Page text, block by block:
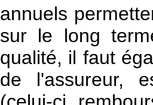
annuels
sur le long
qualité, il faut
de l'assureur,